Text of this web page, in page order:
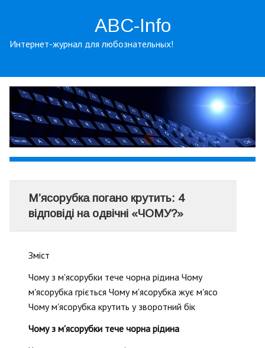
ABC-Info
Интернет-журнал для любознательных!
М’ясорубка погано крутить: 4
відповіді на одвічні «ЧОМУ?»
Зміст
Чому з м'ясорубки тече чорна рідина Чому
м'ясорубка гріється Чому м'ясорубка жує м'ясо
Чому м'ясорубка крутить у зворотний бік
Чому з м'ясорубки тече чорна рідина